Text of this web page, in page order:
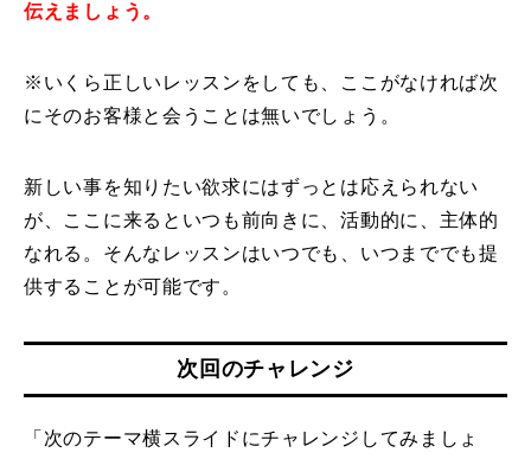
伝えましょう。
※いくら正しいレッスンをしても、ここがなければ次
にそのお客様と会うことは無いでしょう。
新しい事を知りたい欲求にはずっとは応えられない
が、ここに来るといつも前向きに、活動的に、主体的
なれる。そんなレッスンはいつでも、いつまででも提
供することが可能です。
次回のチャレンジ
「次のテーマ横スライドにチャレンジしてみましょ